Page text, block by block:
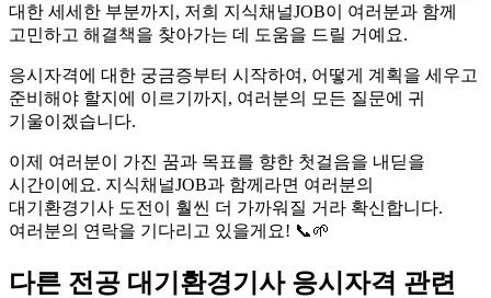
대한 세세한 부분까지, 저희 지식채널JOB이 여러분과 함께
고민하고 해결책을 찾아가는 데 도움을 드릴 거예요.
응시자격에 대한 궁금증부터 시작하여, 어떻게 계획을 세우고
준비해야 할지에 이르기까지, 여러분의 모든 질문에 귀
기울이겠습니다.
이제 여러분이 가진 꿈과 목표를 향한 첫걸음을 내딛을
시간이에요. 지식채널JOB과 함께라면 여러분의
대기환경기사 도전이 훨씬 더 가까워질 거라 확신합니다.
여러분의 연락을 기다리고 있을게요! 📞🌱
다른 전공 대기환경기사 응시자격 관련